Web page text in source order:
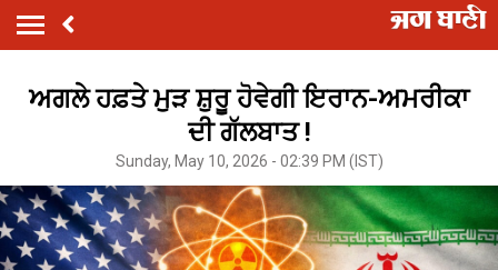
ਅਗਲੇ ਹਫ਼ਤੇ ਮੁੜ ਸ਼ੁਰੂ ਹੋਵੇਗੀ ਇਰਾਨ-ਅਮਰੀਕਾ
ਦੀ ਗੱਲਬਾਤ !
Sunday, May 10, 2026 - 02:39 PM (IST)